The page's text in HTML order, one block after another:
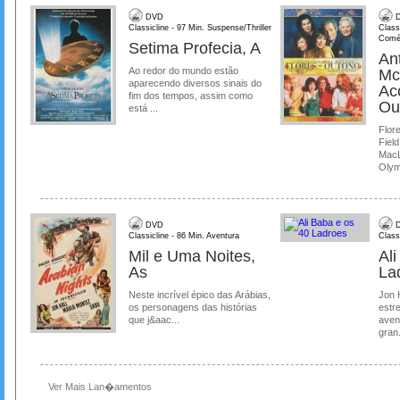
DVD
Classicline - 97 Min. Suspense/Thriller
Setima Profecia, A
Ao redor do mundo estão
aparecendo diversos sinais do
fim dos tempos, assim como
está ...
DVD
Classicline - 86 Min. Aventura
Mil e Uma Noites,
As
Neste incrível épico das Arábias,
os personagens das histórias
que j&aac...
Ali
Jon
Ver Mais Lan�amentos